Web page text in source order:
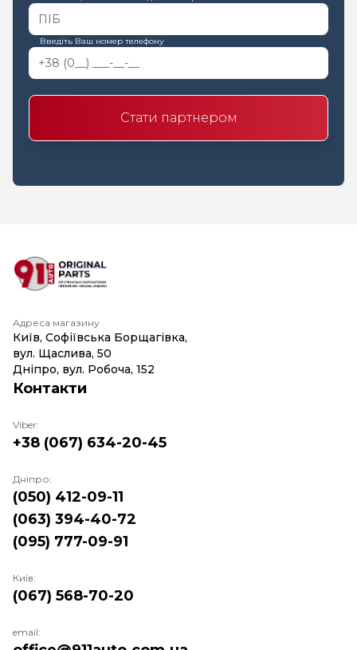
Введіть Ваш номер телефону
Стати партнером
Адреса магазину
Київ, Софіївська Борщагівка,
вул. Щаслива, 50
Дніпро, вул. Робоча, 152
Контакти
Viber:
+38 (067) 634-20-45
Дніпро:
(050) 412-09-11
(063) 394-40-72
(095) 777-09-91
Київ:
(067) 568-70-20
email: